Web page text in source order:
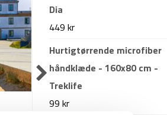
Vandresokker test (2026):
Dia
449 kr
Hurtigtørrende microfiber
håndklæde - 160x80 cm -
Treklife
99 kr